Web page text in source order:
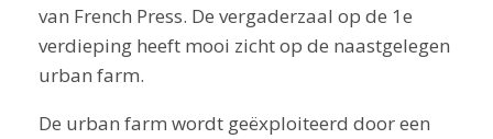
van French Press. De vergaderzaal op de 1e
verdieping heeft mooi zicht op de naastgelegen
urban farm.
De urban farm wordt geëxploiteerd door een